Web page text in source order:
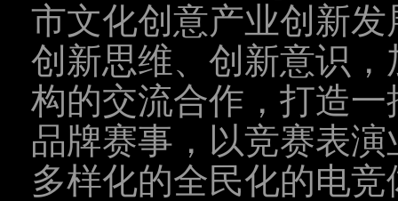
市文化创意产业创新
创新思维、创新意识
构的交流合作，打造
品牌赛事，以竞赛表
多样化的全民化的电